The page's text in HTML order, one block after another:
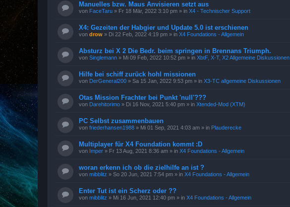
Manuelles bzw. Maus Anvisieren setzt aus
von FaceTaru » Fr 18 Mär, 2022 3:10 pm » in X4 - Technischer Support
X4: Gezeiten der Habgier und Update 5.0 ist erschienen
von drow » Di 22 Feb, 2022 4:19 pm » in X4 Foundations - Allgemein
Absturz bei X 2 Die Bedr. beim springen in Brennans Triumph.
von Singlemann » Mi 09 Feb, 2022 10:52 pm » in XbtF, X-T, X2 Allgemeine Diskussionen
Hilfe bei schiff zurück hohl missionen
von DerGeneral200 » Sa 15 Jan, 2022 9:53 pm » in X3-TC allgemeine Diskussionen
Otas Mission Frachter bei Punkt 'null'???
von Darehitorimo » Di 16 Nov, 2021 5:40 pm » in Xtended-Mod (XTM)
PC Selbst zusammenbauen
von friederhansen1988 » Mi 01 Sep, 2021 4:03 am » in Plauderecke
Multiplayer für X4 Foundation kommt :D
von Imper » Fr 13 Aug, 2021 8:36 am » in X4 Foundations - Allgemein
woran erkenn ich ob die zielhilfe an ist ?
von mibblitz » So 20 Jun, 2021 7:54 pm » in X4 Foundations - Allgemein
Enter Tut ist ein Scherz oder ??
von mibblitz » Mi 16 Jun, 2021 12:40 pm » in X4 Foundations - Allgemein